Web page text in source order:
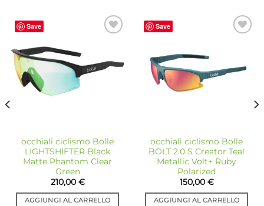
Save
desideri
occhiali ciclismo Bolle
LIGHTSHIFTER Black
Matte Phantom Clear
Green
210,00 €
AGGIUNGI AL CARRELLO
Save
desideri
occhiali ciclismo Bolle
BOLT 2.0 S Creator Teal
Metallic Volt+ Ruby
Polarized
150,00 €
AGGIUNGI AL CARRELLO